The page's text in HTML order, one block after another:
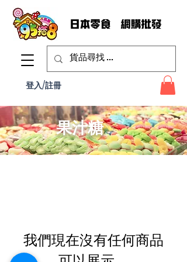
登入/註冊
果汁糖
我們現在沒有任何商品